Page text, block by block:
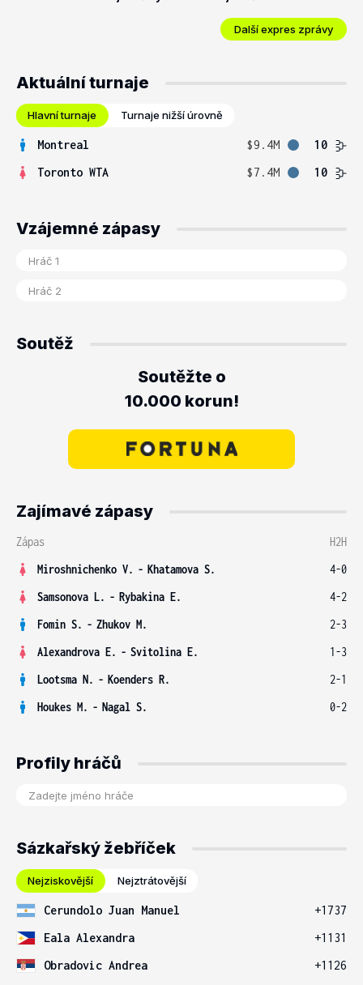
Další expres zprávy
Aktuální turnaje
Hlavní turnaje Turnaje nižší úrovně
Montreal $9.4M
10
Toronto WTA
$7.4M 10
Vzájemné zápasy
Soutěž
Soutěžte o
10.000 korun!
Zajímavé zápasy
Zápas
H2H
Miroshnichenko V. - Khatamova S.
4-0
Samsonova L. - Rybakina E.
4-2
Fomin S. - Zhukov M.
2-3
Alexandrova E. - Svitolina E.
1-3
Lootsma N. - Koenders R.
2-1
Houkes M. - Nagal S. 0-2
Profily hráčů
Sázkařský žebříček
Nejziskovější Nejztrátovější
Cerundolo Juan Manuel
+1737
Eala Alexandra
+1131
Obradovic Andrea
+1126